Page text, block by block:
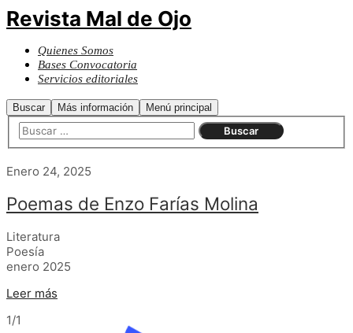
Revista Mal de Ojo
Quienes Somos
Bases Convocatoria
Servicios editoriales
Buscar Más información Menú principal
Enero 24, 2025
Poemas de Enzo Farías Molina
Literatura
Poesía
enero 2025
Leer más
1/1